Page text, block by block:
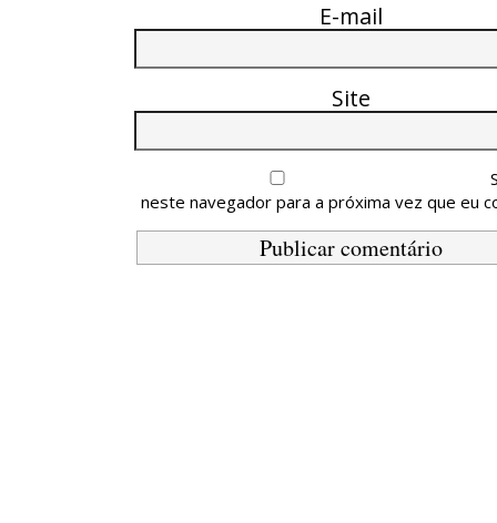
E-mail
Site
neste navegador para a próxima vez que eu